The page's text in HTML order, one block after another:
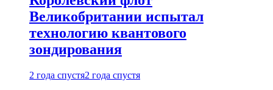
Великобритании испытал
технологию квантового
зондирования
2 года спустя2 года спустя